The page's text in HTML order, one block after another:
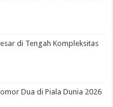
di Tengah Kompleksitas
Dua di Piala Dunia 2026